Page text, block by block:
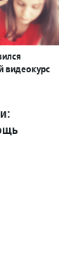
видеокурс